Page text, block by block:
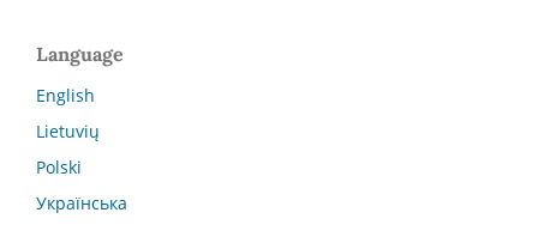
Language
English
Lietuvių
Polski
Українська